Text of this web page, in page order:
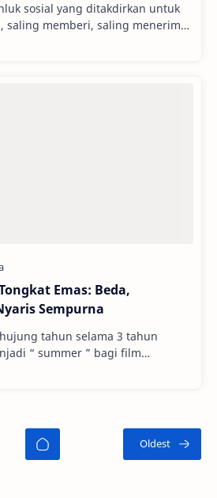
sosial yang ditakdirkan untuk
saling memberi, saling menerima
yang baik dengan…
Emas: Beda,
Sempurna
tahun selama 3 tahun
“ summer ” bagi film
banyak penonton, film yang